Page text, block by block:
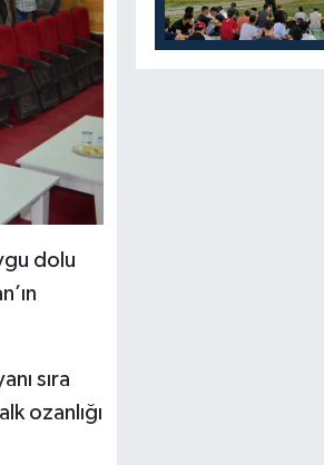
dolu
sıra
ozanlığı